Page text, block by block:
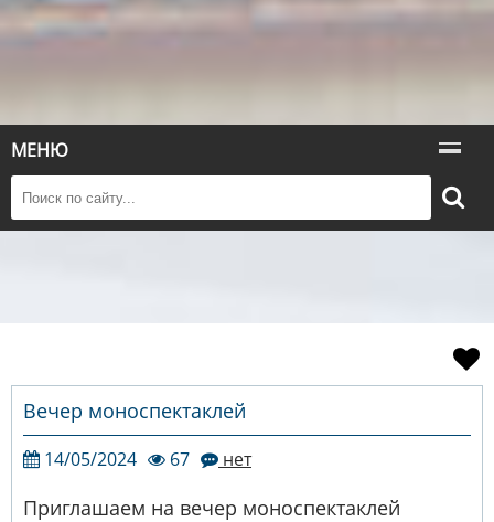
МЕНЮ
Вечер моноспектаклей
14/05/2024 67 нет
Приглашаем на вечер моноспектаклей